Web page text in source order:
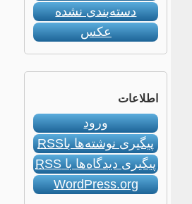
دسته‌بندی نشده
عکس
اطلاعات
ورود
پیگیری نوشته‌ها باRSS
پیگیری دیدگاه‌ها باRSS
WordPress.org